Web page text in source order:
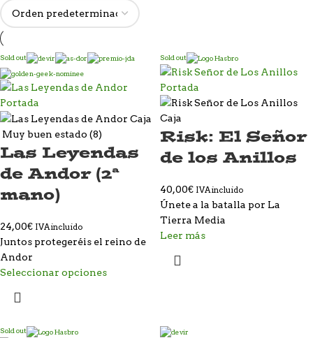
Sold out
Muy buen estado (8)
Las Leyendas
de Andor (2ª
mano)
24,00€ IVA incluido
Juntos protegeréis el reino de
Andor
Seleccionar opciones
Sold out
Risk: El Señor
de los Anillos
40,00€ IVA incluido
Únete a la batalla por La
Tierra Media
Leer más
Sold out